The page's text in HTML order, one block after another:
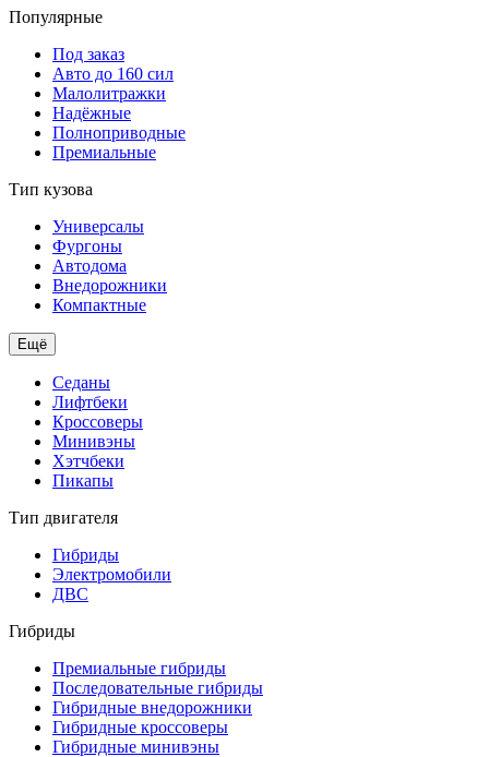
Популярные
Под заказ
Авто до 160 сил
Малолитражки
Надёжные
Полноприводные
Премиальные
Тип кузова
Универсалы
Фургоны
Автодома
Внедорожники
Компактные
Ещё
Седаны
Лифтбеки
Кроссоверы
Минивэны
Хэтчбеки
Пикапы
Тип двигателя
Гибриды
Электромобили
ДВС
Гибриды
Премиальные гибриды
Последовательные гибриды
Гибридные внедорожники
Гибридные кроссоверы
Гибридные минивэны